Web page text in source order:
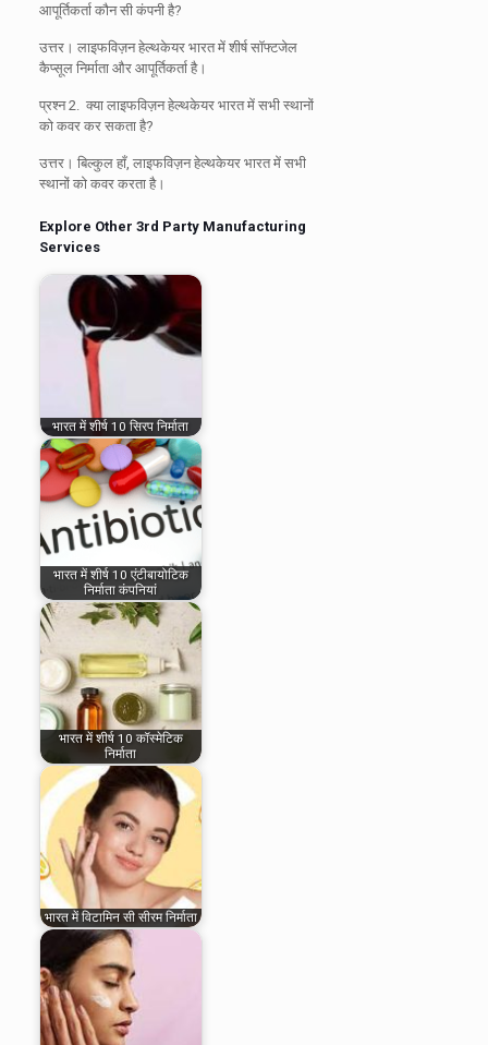
आपूर्तिकर्ता कौन सी कंपनी है?
उत्तर। लाइफविज़न हेल्थकेयर भारत में शीर्ष सॉफ्टजेल
कैप्सूल निर्माता और आपूर्तिकर्ता है।
प्रश्न 2. क्या लाइफविज़न हेल्थकेयर भारत में सभी स्थानों
को कवर कर सकता है?
उत्तर। बिल्कुल हाँ, लाइफविज़न हेल्थकेयर भारत में सभी
स्थानों को कवर करता है।
Explore Other 3rd Party Manufacturing
Services
भारत में शीर्ष 10 सिरप निर्माता
भारत में शीर्ष 10 एंटीबायोटिक
निर्माता कंपनियां
भारत में शीर्ष 10 कॉस्मेटिक
निर्माता
भारत में विटामिन सी सीरम निर्माता